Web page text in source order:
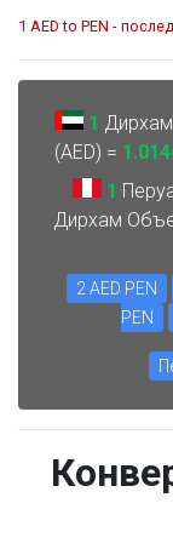
1 AED to PEN -
1
(AED) =
1
Дирхам
2 AED PEN
PEN